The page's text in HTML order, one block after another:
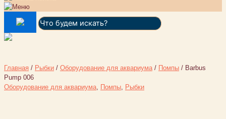
Поиск:
Главная / Рыбки / Оборудование для аквариума / Помпы / Barbus
Pump 006
Оборудование для аквариума Помпы Рыбки